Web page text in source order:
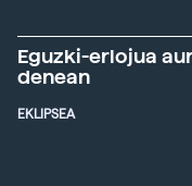
Eguzki-erlojua
denean
EKLIPSEA